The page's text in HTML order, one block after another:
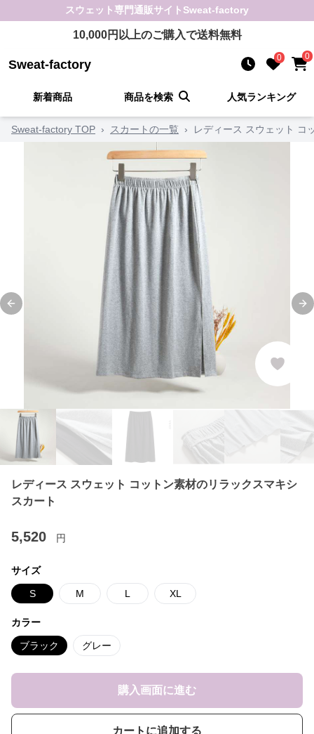
スウェット専門通販サイト Sweat-factory
10,000円以上のご購入で送料無料
Sweat-factory 0 0
新着商品 商品を検索 人気ランキング
Sweat-factory TOP › スカートの一覧 › レディース スウェット コ
Previous slide
レディース スウェット コットン素材のリラックスマキシ
スカート
5,520 円
サイズ
S M L XL
カラー
ブラック グレー
購入画面に進む
カートに追加する